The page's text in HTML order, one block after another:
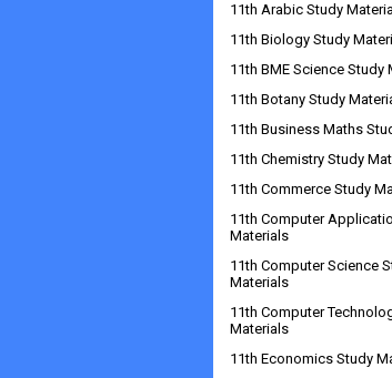
11th Arabic Study
11th Biology Study
11th BME Science Study
11th Botany Study
11th Business Maths
11th Chemistry Study
11th Commerce Study
11th Computer
Materials
11th Computer Science
Materials
11th Computer
Materials
11th Economics Study